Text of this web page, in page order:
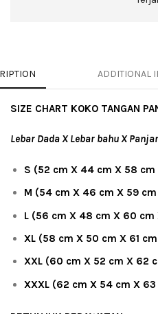
ADDITIONAL
SIZE CHART KOKO TANGAN
Lebar Dada X Lebar bahu X
S (52 cm X 44 cm X 58 cm
M (54 cm X 46 cm X 59
L (56 cm X 48 cm X 60 cm
XL (58 cm X 50 cm X 61
XXL (60 cm X 52 cm X 62
XXXL (62 cm X 54 cm X